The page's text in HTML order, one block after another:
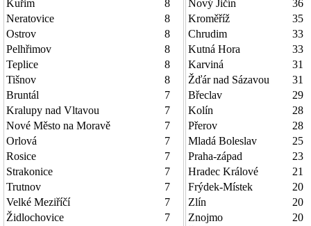
Kuřim
8
Neratovice
8
Ostrov
8
Pelhřimov
8
Teplice
8
Tišnov
8
Bruntál
7
Kralupy nad Vltavou
7
Nové Město na Moravě
7
Orlová
7
Rosice
7
Strakonice
7
Trutnov
7
Velké Meziříčí
7
Židlochovice
7
Nový Jičín
36
Kroměříž
35
Chrudim
33
Kutná Hora
33
Karviná
31
Žďár nad Sázavou
31
Břeclav
29
Kolín
28
Přerov
28
Mladá Boleslav
25
Praha-západ
23
Hradec Králové
21
Frýdek-Místek
20
Zlín
20
Znojmo
20